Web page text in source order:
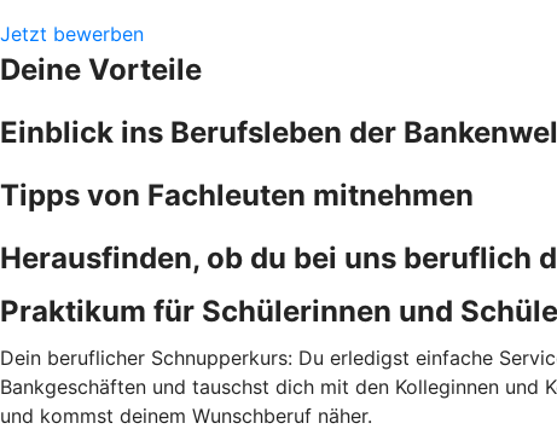
Jetzt bewerben
Deine Vorteile
Einblick ins Berufsleben der
Tipps von Fachleuten mitnehmen
Herausfinden, ob du bei uns beruflich
Praktikum für Schülerinnen und
Dein beruflicher Schnupperkurs: Du erledigst einfache
Bankgeschäften und tauschst dich mit den Kolleginnen und
und kommst deinem Wunschberuf näher.